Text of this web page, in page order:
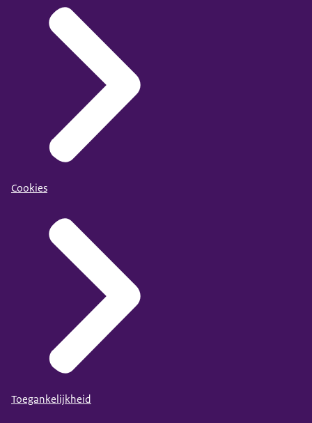
Cookies
Toegankelijkheid